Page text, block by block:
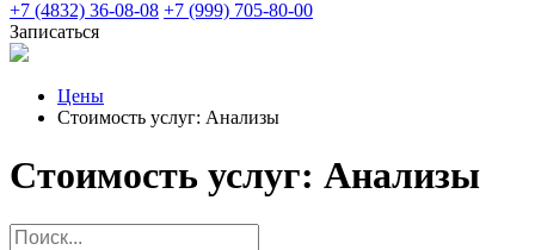
+7 (4832) 36-08-08 +7 (999) 705-80-00
Записаться
Цены
Стоимость услуг: Анализы
Стоимость услуг: Анализы